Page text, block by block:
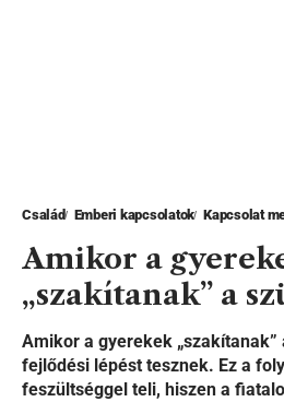
Család Emberi kapcsolatok Kapcsolat
Amikor a
„szakítanak” a
Amikor a gyerekek
fejlődési lépést tesznek. Ez a
feszültséggel teli, hiszen a